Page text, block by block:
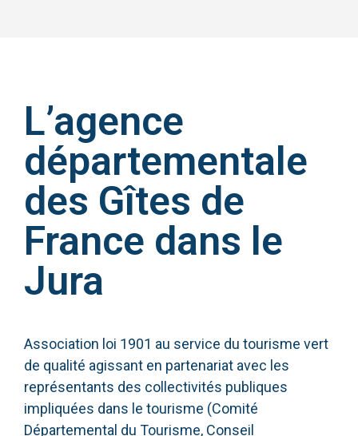
L’agence
départementale
des Gîtes de
France dans le
Jura
Association loi 1901 au service du tourisme vert
de qualité agissant en partenariat avec les
représentants des collectivités publiques
impliquées dans le tourisme (Comité
Départemental du Tourisme, Conseil